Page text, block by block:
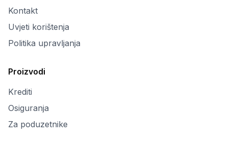
Kontakt
Uvjeti korištenja
Politika upravljanja
Proizvodi
Krediti
Osiguranja
Za poduzetnike